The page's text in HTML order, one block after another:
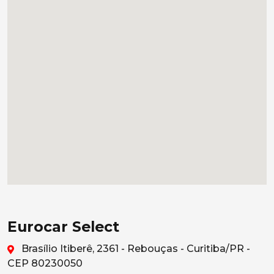
Eurocar Select
Brasílio Itiberê, 2361 - Rebouças - Curitiba/PR -
CEP 80230050